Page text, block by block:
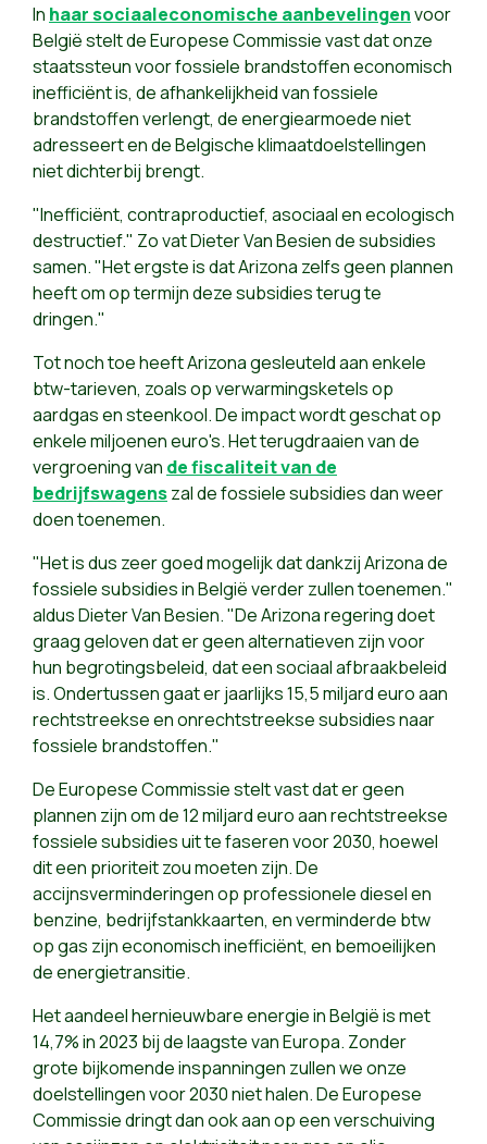
In haar sociaaleconomische aanbevelingenvoor
België stelt de Europese Commissie vast dat onze
staatssteun voor fossiele brandstoffen economisch
inefficiënt is, de afhankelijkheid van fossiele
brandstoffen verlengt, de energiearmoede niet
adresseert en de Belgische klimaatdoelstellingen
niet dichterbij brengt.
"Inefficiënt, contraproductief, asociaal en ecologisch
destructief." Zo vat Dieter Van Besien de subsidies
samen. "Het ergste is dat Arizona zelfs geen plannen
heeft om op termijn deze subsidies terug te
dringen."
Tot noch toe heeft Arizona gesleuteld aan enkele
btw-tarieven, zoals op verwarmingsketels op
aardgas en steenkool. De impact wordt geschat op
enkele miljoenen euro's. Het terugdraaien van de
vergroening van de fiscaliteit van de
bedrijfswagenszal de fossiele subsidies dan weer
doen toenemen.
"Het is dus zeer goed mogelijk dat dankzij Arizona de
fossiele subsidies in België verder zullen toenemen."
aldus Dieter Van Besien. "De Arizona regering doet
graag geloven dat er geen alternatieven zijn voor
hun begrotingsbeleid, dat een sociaal afbraakbeleid
is. Ondertussen gaat er jaarlijks 15,5 miljard euro aan
rechtstreekse en onrechtstreekse subsidies naar
fossiele brandstoffen."
De Europese Commissie stelt vast dat er geen
plannen zijn om de 12 miljard euro aan rechtstreekse
fossiele subsidies uit te faseren voor 2030, hoewel
dit een prioriteit zou moeten zijn. De
accijnsverminderingen op professionele diesel en
benzine, bedrijfstankkaarten, en verminderde btw
op gas zijn economisch inefficiënt, en bemoeilijken
de energietransitie.
Het aandeel hernieuwbare energie in België is met
14,7% in 2023 bij de laagste van Europa. Zonder
grote bijkomende inspanningen zullen we onze
doelstellingen voor 2030 niet halen. De Europese
Commissie dringt dan ook aan op een verschuiving